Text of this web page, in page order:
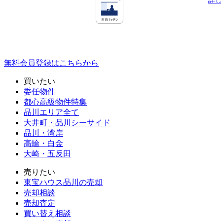
無料会員登録はこちらから
買いたい
委任物件
都心高級物件特集
品川エリア全て
大井町・品川シーサイド
品川・湾岸
高輪・白金
大崎・五反田
売りたい
東宝ハウス品川の売却
売却相談
売却査定
買い替え相談